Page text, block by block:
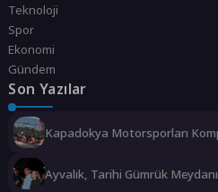
Teknoloji
Spor
Ekonomi
Gündem
Son Yazılar
Kapadokya Motorsporları
Ayvalık, Tarihi Gümrük